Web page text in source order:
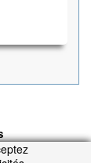
Virtuelle -